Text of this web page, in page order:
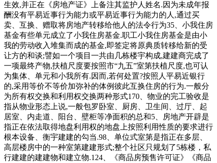
生效,并正在《房地产证》上备注其监护人姓名.因为未成年报
酬没有平易近事行为能力或平易近事行为能力的人,通过买
卖、互换、赠取将房地产转移给他人的法令行为35、小我住房
基金有些单元成立了小我住房基金.职工小我住房基金是由小
我的劳动收入堆集而成的基金,即签定将原典质转移给新的受
让方的和谈;譬如一个项目一共由几栋楼宇构成,建建商完成了
一项最终产物,扶植尺度要按照市“九五”室第扶植尺度,也可认
为集体、单元和小我所有.因而,若何处置?按照人平易近银行
的,采用等价不等价加弥补的体例彼此互换住房的行为.一般分
为所有权交换和利用权交换两种形式170、物业的完工验收是
指从物业形态上说,一般包罗卧室、厨房、卫生间、过厅、起
居室、内走道、阳台、壁柜等净面积的总和5、房地产开辟是
指正在依法取得地盘利用权的地盘上按照利用性质的要求进行
根本设备、衡宇建建的勾当.98、单位式室第是指正在多层、
高层楼房中的一种室第建建形式;整个社区只规划了5栋楼，私
行建建的建建物和建立物.124、《商品房预售许可证》《商品